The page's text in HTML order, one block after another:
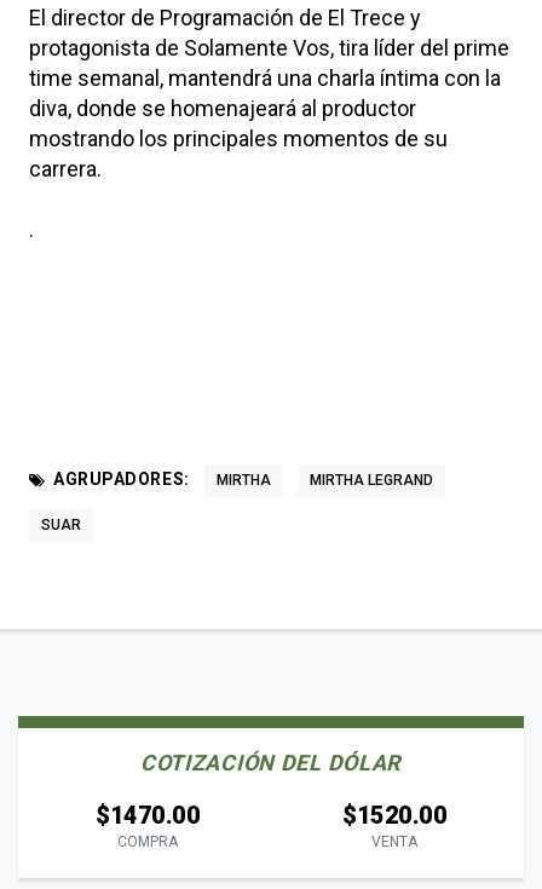
El director de Programación de El Trece y
protagonista de Solamente Vos, tira líder del prime
time semanal, mantendrá una charla íntima con la
diva, donde se homenajeará al productor
mostrando los principales momentos de su
carrera.
.
AGRUPADORES: MIRTHA MIRTHA LEGRAND
SUAR
COTIZACIÓN DEL DÓLAR
$1470.00
COMPRA
$1520.00
VENTA